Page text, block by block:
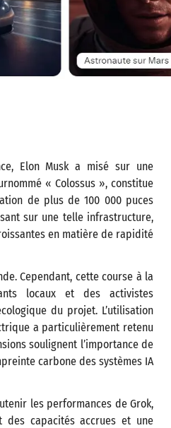
Elon Musk a misé sur une
« Colossus », constitue
de plus de 100 000 puces
sur une telle infrastructure,
en matière de rapidité
Cependant, cette course à la
locaux et des activistes
du projet. L’utilisation
a particulièrement retenu
soulignent l’importance de
carbone des systèmes IA
les performances de Grok,
des capacités accrues et une